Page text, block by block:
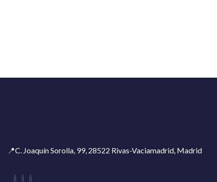
📍C. Joaquín Sorolla, 99, 28522 Rivas-Vaciamadrid, Madrid